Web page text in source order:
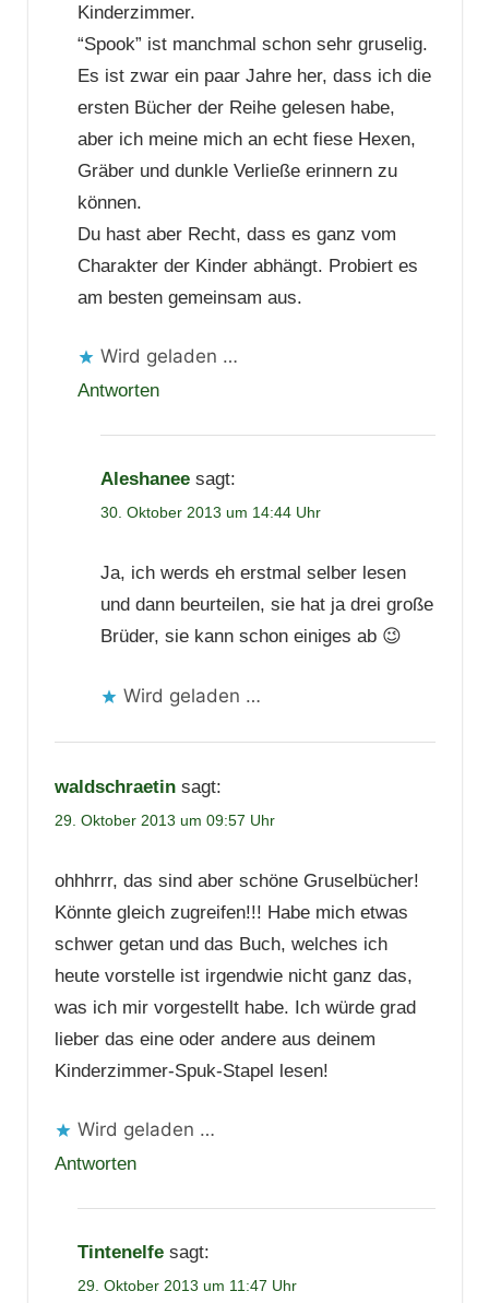
Kinderzimmer.
“Spook” ist manchmal schon sehr gruselig.
Es ist zwar ein paar Jahre her, dass ich die
ersten Bücher der Reihe gelesen habe,
aber ich meine mich an echt fiese Hexen,
Gräber und dunkle Verließe erinnern zu
können.
Du hast aber Recht, dass es ganz vom
Charakter der Kinder abhängt. Probiert es
am besten gemeinsam aus.
Wird geladen …
Antworten
Aleshanee sagt:
30. Oktober 2013 um 14:44 Uhr
Ja, ich werds eh erstmal selber lesen
und dann beurteilen, sie hat ja drei große
Brüder, sie kann schon einiges ab 😉
Wird geladen …
waldschraetin sagt:
29. Oktober 2013 um 09:57 Uhr
ohhhrrr, das sind aber schöne Gruselbücher!
Könnte gleich zugreifen!!! Habe mich etwas
schwer getan und das Buch, welches ich
heute vorstelle ist irgendwie nicht ganz das,
was ich mir vorgestellt habe. Ich würde grad
lieber das eine oder andere aus deinem
Kinderzimmer-Spuk-Stapel lesen!
Wird geladen …
Antworten
Tintenelfe sagt:
29. Oktober 2013 um 11:47 Uhr